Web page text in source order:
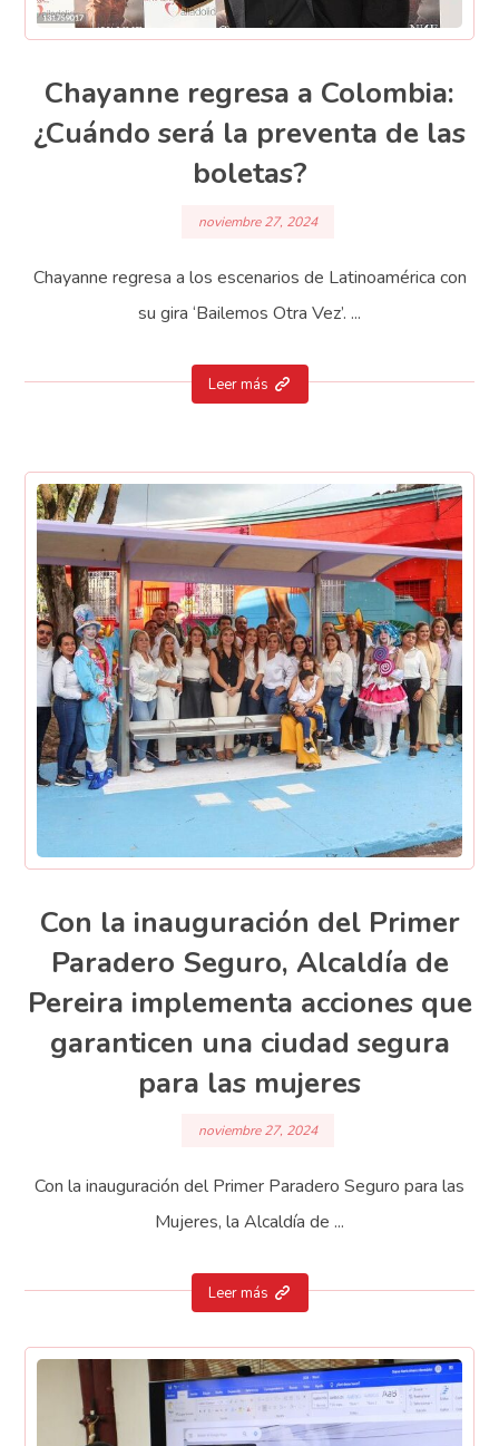
Chayanne regresa a Colombia:
¿Cuándo será la preventa de las
boletas?
noviembre 27, 2024
Chayanne regresa a los escenarios de Latinoamérica con
su gira ‘Bailemos Otra Vez’. ...
Leer más
Con la inauguración del Primer
Paradero Seguro, Alcaldía de
Pereira implementa acciones que
garanticen una ciudad segura
para las mujeres
noviembre 27, 2024
Con la inauguración del Primer Paradero Seguro para las
Mujeres, la Alcaldía de ...
Leer más